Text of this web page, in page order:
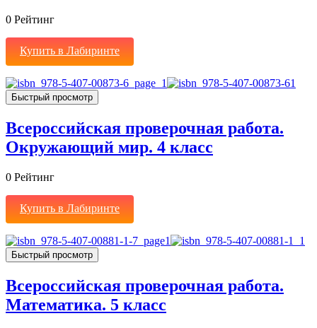
0 Рейтинг
Купить в Лабиринте
Быстрый просмотр
Всероссийская проверочная работа.
Окружающий мир. 4 класс
0 Рейтинг
Купить в Лабиринте
Быстрый просмотр
Всероссийская проверочная работа.
Математика. 5 класс